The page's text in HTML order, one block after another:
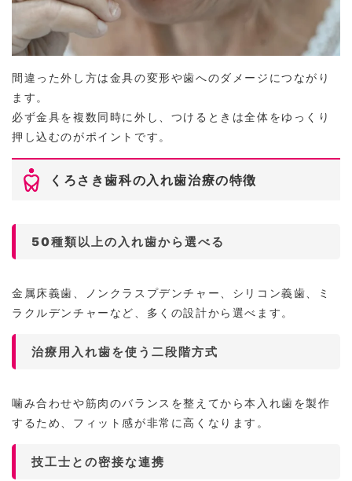
間違った外し方は金具の変形や歯へのダメージにつながり
ます。
必ず金具を複数同時に外し、つけるときは全体をゆっくり
押し込むのがポイントです。
くろさき歯科の入れ歯治療の特徴
50種類以上の入れ歯から選べる
金属床義歯、ノンクラスプデンチャー、シリコン義歯、ミ
ラクルデンチャーなど、多くの設計から選べます。
治療用入れ歯を使う二段階方式
噛み合わせや筋肉のバランスを整えてから本入れ歯を製作
するため、フィット感が非常に高くなります。
技工士との密接な連携